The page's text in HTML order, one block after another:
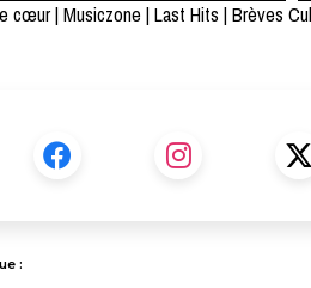
cœur |Musiczone |Last Hits |Brèves
: